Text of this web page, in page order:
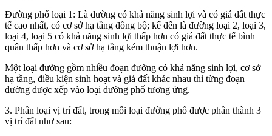
Đường phố loại 1: Là đường có khả năng sinh lợi và có giá đất thực
tế cao nhất, có cơ sở hạ tầng đồng bộ; kế đến là đường loại 2, loại 3,
loại 4, loại 5 có khả năng sinh lợi thấp hơn có giá đất thực tế bình
quân thấp hơn và cơ sở hạ tầng kém thuận lợi hơn.
Một loại đường gồm nhiều đoạn đường có khả năng sinh lợi, cơ sở
hạ tầng, điều kiện sinh hoạt và giá đất khác nhau thì từng đoạn
đường được xếp vào loại đường phố tương ứng.
3. Phân loại vị trí đất, trong mỗi loại đường phố được phân thành 3
vị trí đất như sau: